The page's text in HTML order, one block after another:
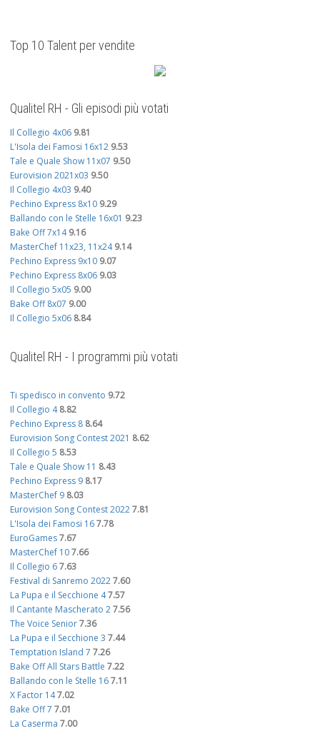
Top 10 Talent per vendite
Qualitel RH - Gli episodi più votati
Il Collegio 4x06 9.81
L'Isola dei Famosi 16x12 9.53
Tale e Quale Show 11x07 9.50
Eurovision 2021x03 9.50
Il Collegio 4x03 9.40
Pechino Express 8x10 9.29
Ballando con le Stelle 16x01 9.23
Bake Off 7x14 9.16
MasterChef 11x23, 11x24 9.14
Pechino Express 9x10 9.07
Pechino Express 8x06 9.03
Il Collegio 5x05 9.00
Bake Off 8x07 9.00
Il Collegio 5x06 8.84
Qualitel RH - I programmi più votati
Ti spedisco in convento 9.72
Il Collegio 4 8.82
Pechino Express 8 8.64
Eurovision Song Contest 2021 8.62
Il Collegio 5 8.53
Tale e Quale Show 11 8.43
Pechino Express 9 8.17
MasterChef 9 8.03
Eurovision Song Contest 20227.81
L'Isola dei Famosi 167.78
EuroGames7.67
MasterChef 107.66
Il Collegio 67.63
Festival di Sanremo 20227.60
La Pupa e il Secchione 47.57
Il Cantante Mascherato 27.56
The Voice Senior7.36
La Pupa e il Secchione 3 7.44
Temptation Island 7 7.26
Bake Off All Stars Battle 7.22
Ballando con le Stelle 167.11
X Factor 147.02
Bake Off 7 7.01
La Caserma 7.00